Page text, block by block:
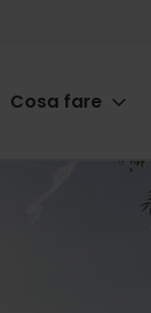
Cosa fare